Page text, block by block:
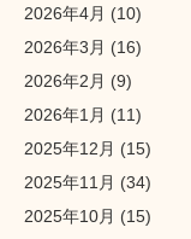
2026年4月 (10)
2026年3月 (16)
2026年2月 (9)
2026年1月 (11)
2025年12月 (15)
2025年11月 (34)
2025年10月 (15)